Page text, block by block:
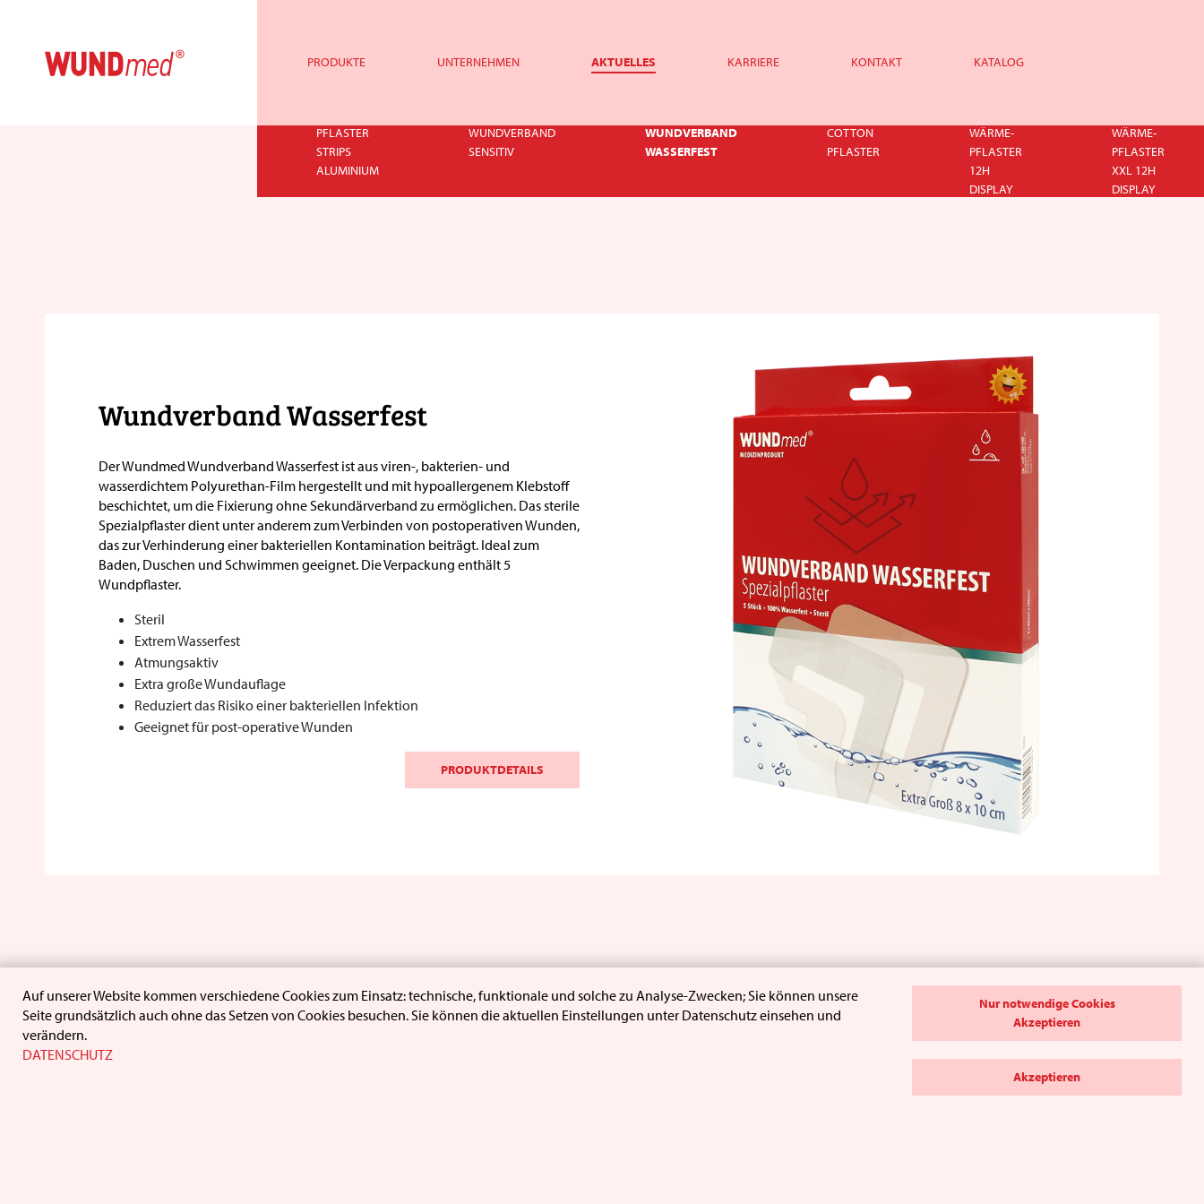
PRODUKTE UNTERNEHMEN AKTUELLES KARRIERE KONTAKT KATALOG
PFLASTER
STRIPS
ALUMINIUM
WUNDVERBAND
SENSITIV
WUNDVERBAND
WASSERFEST
COTTON
PFLASTER
WÄRME-
PFLASTER
12H
DISPLAY
WÄRME-
PFLASTER
XXL 12H
DISPLAY
Wundverband Wasserfest
Der Wundmed Wundverband Wasserfest ist aus viren-, bakterien- und
wasserdichtem Polyurethan-Film hergestellt und mit hypoallergenem Klebstoff
beschichtet, um die Fixierung ohne Sekundärverband zu ermöglichen. Das sterile
Spezialpflaster dient unter anderem zum Verbinden von postoperativen Wunden,
das zur Verhinderung einer bakteriellen Kontamination beiträgt. Ideal zum
Baden, Duschen und Schwimmen geeignet. Die Verpackung enthält 5
Wundpflaster.
Steril
Extrem Wasserfest
Atmungsaktiv
Extra große Wundauflage
Reduziert das Risiko einer bakteriellen Infektion
Geeignet für post-operative Wunden
PRODUKTDETAILS
Auf unserer Website kommen verschiedene Cookies zum Einsatz: technische, funktionale und solche zu Analyse-Zwecken; Sie können unsere
Seite grundsätzlich auch ohne das Setzen von Cookies besuchen. Sie können die aktuellen Einstellungen unter Datenschutz einsehen und
verändern.
DATENSCHUTZ
Nur notwendige Cookies
Akzeptieren
Akzeptieren